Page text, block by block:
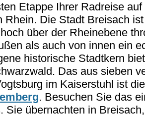
Etappe Ihrer Radreise
Rhein. Die Stadt Breisach
über der Rheinebene
als auch von innen ein
historische Stadtkern
Das aus sieben
im Kaiserstuhl ist
. Besuchen Sie das
Sie übernachten in